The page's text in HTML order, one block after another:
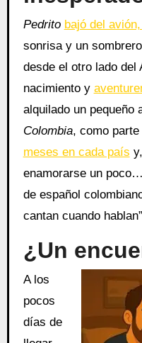
Pedrito bajó del
sonrisa y un
desde el otro lado del
nacimiento y
alquilado un pequeño
Colombia, como
meses en cada país
enamorarse un
de español
cantan cuando
¿Un
A los
pocos
días de